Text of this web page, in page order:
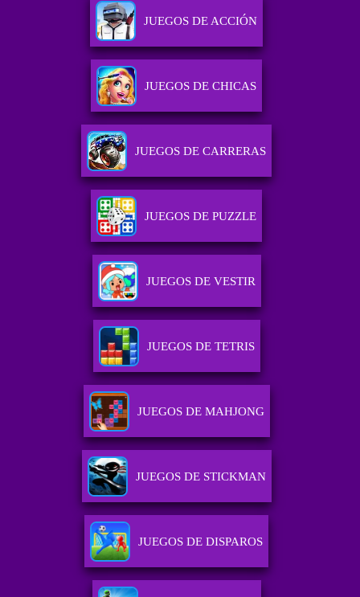
JUEGOS DE ACCIÓN
JUEGOS DE CHICAS
JUEGOS DE CARRERAS
JUEGOS DE PUZZLE
JUEGOS DE VESTIR
JUEGOS DE TETRIS
JUEGOS DE MAHJONG
JUEGOS DE STICKMAN
JUEGOS DE DISPAROS